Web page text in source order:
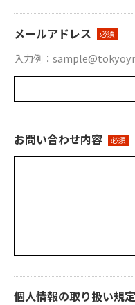
メールアドレス 必須
入力例：
お問い合わせ内容 必須
個人情報の取り扱い規定